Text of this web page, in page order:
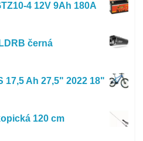
4 12V 9Ah 180A
černá
17,5 Ah 27,5" 2022 18"
120 cm